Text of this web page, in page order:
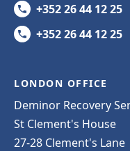
+352 26 44 12 25
+352 26 44 12 25
LONDON OFFICE
Deminor Recovery
St Clement's House
27-28 Clement's Lane